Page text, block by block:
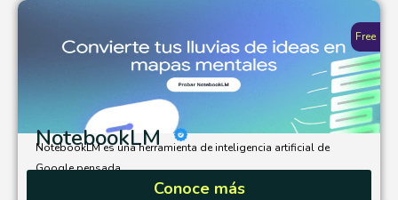
NotebookLM
NotebookLM es una herramienta de inteligencia artificial de
Google pensada...
Conoce más
Free